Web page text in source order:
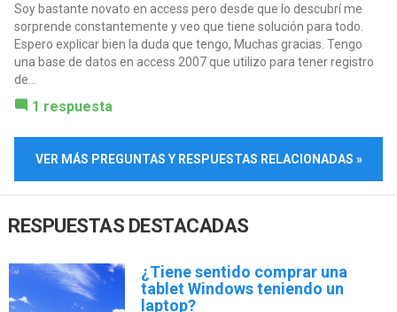
Soy bastante novato en access pero desde que lo descubrí me
sorprende constantemente y veo que tiene solución para todo.
Espero explicar bien la duda que tengo, Muchas gracias. Tengo
una base de datos en access 2007 que utilizo para tener registro
de...
1 respuesta
VER MÁS PREGUNTAS Y RESPUESTAS RELACIONADAS »
RESPUESTAS DESTACADAS
¿Tiene sentido comprar una
tablet Windows teniendo un
laptop?